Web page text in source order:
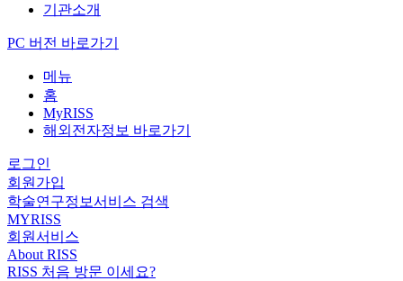
기관소개
PC 버전 바로가기
메뉴
홈
MyRISS
해외전자정보 바로가기
로그인
회원가입
학술연구정보서비스 검색
MYRISS
회원서비스
About RISS
RISS 처음 방문 이세요?